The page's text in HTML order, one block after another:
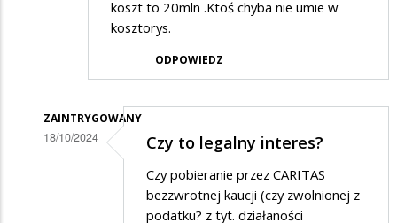
koszt to 20mln .Ktoś chyba nie umie w
kosztorys.
ODPOWIEDZ
ZAINTRYGOWANY
18/10/2024 Czy to legalny interes?
Czy pobieranie przez CARITAS
bezzwrotnej kaucji (czy zwolnionej z
podatku? z tyt. działaności